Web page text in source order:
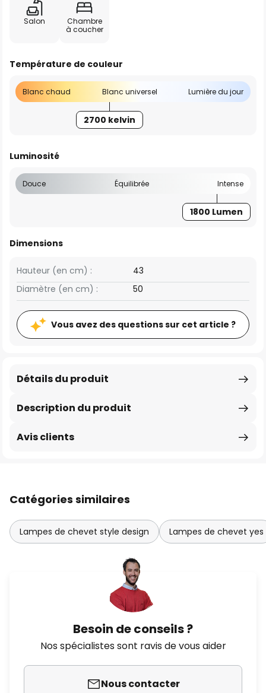
Salon
Chambre
à coucher
Température de couleur
Blanc chaud Blanc universel Lumière du jour
2700 kelvin
Luminosité
Douce Équilibrée Intense
1800 Lumen
Dimensions
Hauteur (en cm) :
43
Diamètre (en cm) :
50
Vous avez des questions sur cet article ?
Description du produit
Détails du produit
Avis clients
Catégories similaires
Lampes de chevet style design Lampes de chevet yes
Besoin de conseils ?
Nos spécialistes sont ravis de vous aider
Nous contacter